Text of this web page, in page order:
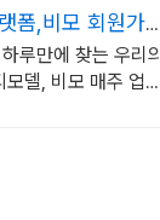
폼,비모 회원가입
루만에 찾는 우리의
델, 비모 매주 업데